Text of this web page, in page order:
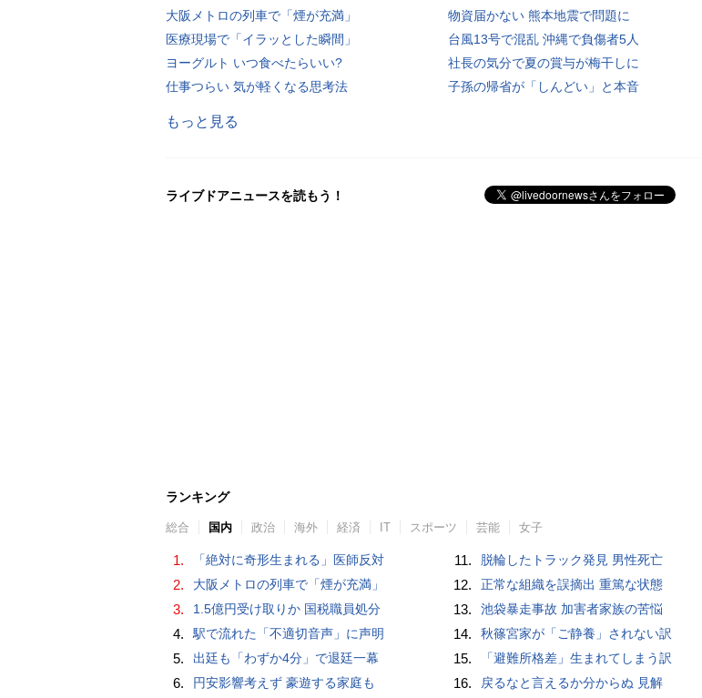
大阪メトロの列車で「煙が充満」
医療現場で「イラッとした瞬間」
ヨーグルト いつ食べたらいい?
仕事つらい 気が軽くなる思考法
物資届かない 熊本地震で問題に
台風13号で混乱 沖縄で負傷者5人
社長の気分で夏の賞与が梅干しに
子孫の帰省が「しんどい」と本音
もっと見る
ライブドアニュースを読もう！
ランキング
総合 国内 政治 海外 経済 IT スポーツ 芸能 女子
1. 「絶対に奇形生まれる」医師反対
2. 大阪メトロの列車で「煙が充満」
3. 1.5億円受け取りか 国税職員処分
4. 駅で流れた「不適切音声」に声明
5. 出廷も「わずか4分」で退廷一幕
6. 円安影響考えず 豪遊する家庭も
11. 脱輪したトラック発見 男性死亡
12. 正常な組織を誤摘出 重篤な状態
13. 池袋暴走事故 加害者家族の苦悩
14. 秋篠宮家が「ご静養」されない訳
15. 「避難所格差」生まれてしまう訳
16. 戻るなと言えるか分からぬ 見解